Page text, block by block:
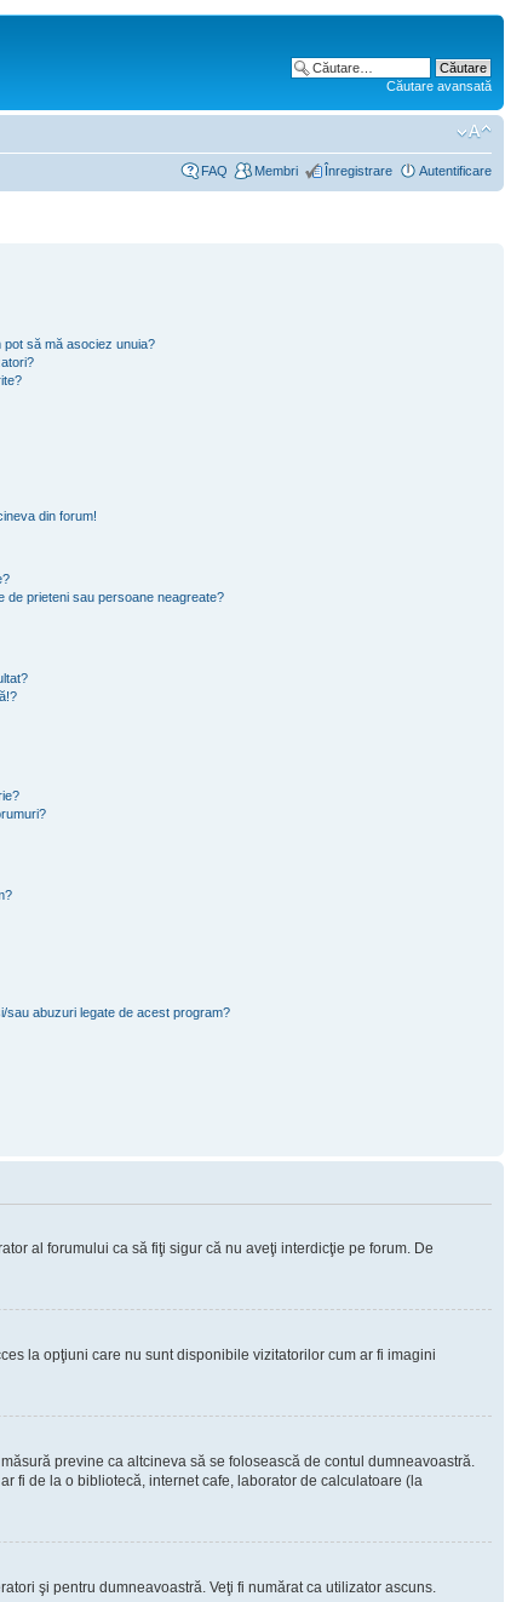
Căutare avansată
FAQ Membri Înregistrare Autentificare
pot să mă asociez unuia?
din forum!
de prieteni sau persoane neagreate?
sau abuzuri legate de acest program?
al forumului ca să fiţi sigur că nu aveţi interdicţie pe forum. De
la opţiuni care nu sunt disponibile vizitatorilor cum ar fi imagini
previne ca altcineva să se folosească de contul dumneavoastră.
fi de la o bibliotecă, internet cafe, laborator de calculatoare (la
şi pentru dumneavoastră. Veţi fi numărat ca utilizator ascuns.